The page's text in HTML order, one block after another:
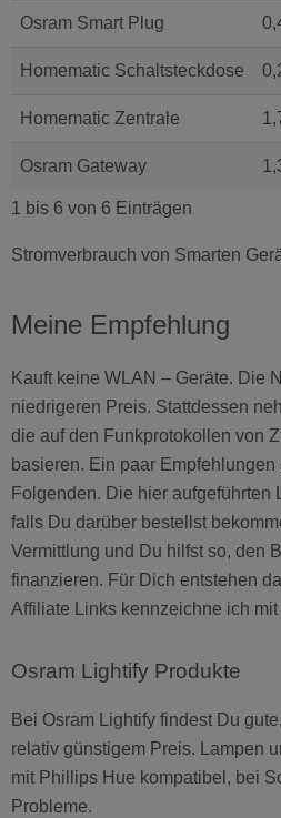
Osram Smart Plug
Homematic Schaltsteckdose
Homematic Zentrale
Osram Gateway
1 bis 6 von 6 Einträgen
Stromverbrauch von Smarten
Meine Empfehlung
Kauft keine WLAN – Geräte. Die
niedrigeren Preis. Stattdessen
die auf den Funkprotokollen von
basieren. Ein paar
Folgenden. Die hier aufgeführten
falls Du darüber bestellst
Vermittlung und Du hilfst so, den
finanzieren. Für Dich entstehen
Affiliate Links kennzeichne ich mit
Osram Lightify Produkte
Bei Osram Lightify findest Du
relativ günstigem Preis. Lampen
mit Phillips Hue kompatibel, bei
Probleme.